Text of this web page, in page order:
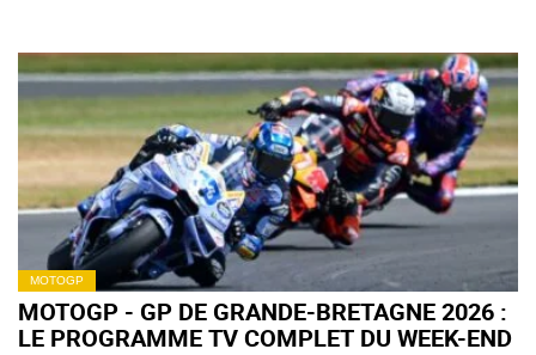
MOTOGP
MOTOGP - GP DE GRANDE-BRETAGNE 2026 :
LE PROGRAMME TV COMPLET DU WEEK-END